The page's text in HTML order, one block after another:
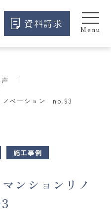
資料請求
ノベーション no.93
施工事例
ンションリノ